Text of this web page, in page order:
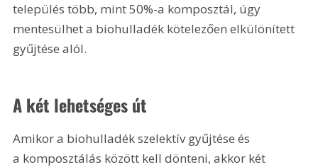
település több, mint 50%-a komposztál, úgy
mentesülhet a biohulladék kötelezően elkülönített
gyűjtése alól.
A két lehetséges út
Amikor a biohulladék szelektív gyűjtése és
a komposztálás között kell dönteni, akkor két